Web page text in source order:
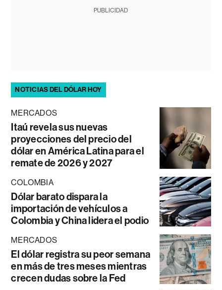
PUBLICIDAD
NOTICIAS DEL DÓLAR HOY
MERCADOS
Itaú revela sus nuevas
proyecciones del precio del
dólar en América Latina para el
remate de 2026 y 2027
COLOMBIA
Dólar barato dispara la
importación de vehículos a
Colombia y China lidera el podio
MERCADOS
El dólar registra su peor semana
en más de tres meses mientras
crecen dudas sobre la Fed